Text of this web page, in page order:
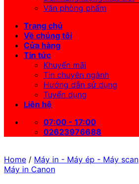
Văn phòng phẩm
Trang chủ
Về chúng tôi
Cửa hàng
Tin tức
Khuyến mãi
Tin chuyên ngành
Hướng dẫn sử dụng
Tuyển dụng
Liên hệ
07:00 - 17:00
02623976688
Home / Máy in - Máy ép - Máy scan
Máy in Canon